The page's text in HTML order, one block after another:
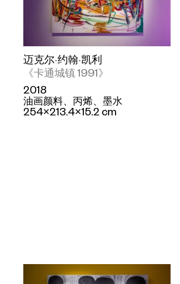
迈克尔·约翰·凯利
《卡通城镇 1991》
2018
油画颜料、丙烯、墨水
254×213.4×15.2 cm